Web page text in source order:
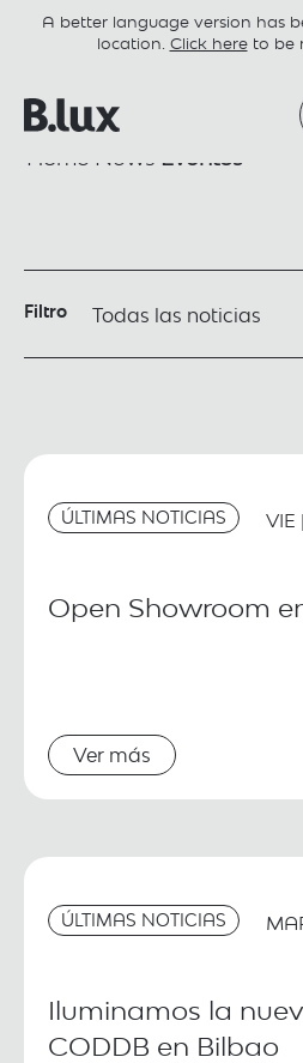
A better language version has
location. Click hereto be
Home News Eventos
Filtro Todas las noticias
ÚLTIMAS NOTICIAS VIE
Open Showroom
Ver más
ÚLTIMAS NOTICIAS
Iluminamos la
CODDB en Bilbao